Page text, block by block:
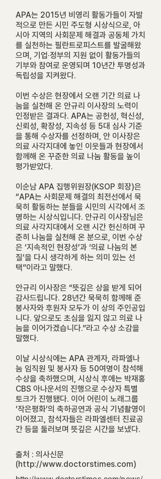
APA는 2015년 비영리 활동가들이 자발
적으로 만든 시민 주도형 시상식으로, 아
시아 지역의 사회문제 해결과 공동체 가치
를 실천하는 필란트로피스트를 발굴해왔
으며, 기업·정부의 지원 없이 활동가들의
기부와 참여로 운영되며 10년간 투명성과
독립성을 지켜왔다.
이번 수상은 현장에서 오랜 기간 의료 나
눔을 실천해 온 안규리 이사장의 노력이
인정받은 결과다. APA는 공헌성, 혁신성,
신뢰성, 확장성, 지속성 등 5대 심사 기준
을 통해 수상자를 선정하며, 안 이사장은
의료 사각지대에 놓인 이웃들과 현장에서
함께해 온 꾸준한 의료 나눔 활동을 높이
평가받았다.
이순남 APA 집행위원장(KSOP 회장)은
“APA는 사회문제 해결의 최전선에서 묵
묵히 활동하는 분들을 시민의 시각에서 조
명하는 시상식입니다. 안규리 이사장님은
의료 사각지대에서 오랜 시간 헌신하며 꾸
준히 나눔을 실천해 온 분으로, 이번 수상
은 ‘지속적인 현장성’과 ‘의료 나눔의 본
질’을 다시 생각하게 하는 의미 있는 선
택”이라고 말했다.
안규리 이사장은 “뜻깊은 상을 받게 되어
감사드립니다. 28년간 묵묵히 함께해 준
봉사자와 후원자 모두가 이 상의 주인공입
니다. 앞으로도 초심을 잃지 않고 의료 나
눔을 이어가겠습니다.”라고 수상 소감을
말했다.
이날 시상식에는 APA 관계자, 라파엘나
눔 임직원 및 봉사자 등 50여명이 참석해
수상을 축하했으며, 시상식 후에는 박재홍
CBS 아나운서의 진행으로 수상자 특별
토크가 진행됐다. 이어 어린이 노래그룹
‘작은평화’의 축하공연과 공식 기념촬영이
이어졌고, 참석자들은 라파엘센터 진료공
간 등을 둘러보며 뜻깊은 시간을 보냈다.
출처 : 의사신문
(http://www.doctorstimes.com)